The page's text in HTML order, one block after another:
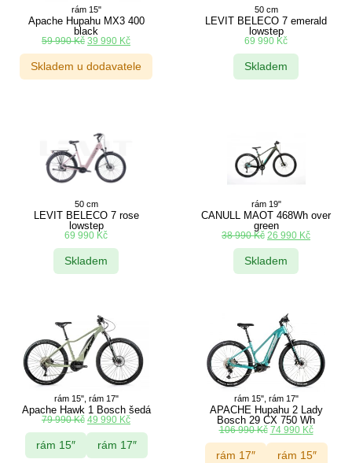
rám 15"
Apache Hupahu MX3 400
black
59 990Kč 39 990 Kč
Skladem u dodavatele
50 cm
LEVIT BELECO 7 emerald
lowstep
69 990 Kč
Skladem
50 cm
LEVIT BELECO 7 rose
lowstep
69 990 Kč
Skladem
rám 19"
CANULL MAOT 468Wh over
green
38 990Kč 26 990 Kč
Skladem
rám 15", rám 17"
Apache Hawk 1 Bosch šedá
79 990Kč 49 990 Kč
rám 15″ rám 17″
rám 15", rám 17"
APACHE Hupahu 2 Lady
Bosch 29 CX 750 Wh
106 990Kč 74 990 Kč
rám 17″ rám 15″